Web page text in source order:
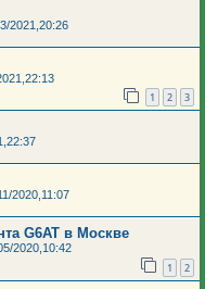
2021,20:26
1 2 3
2020,11:07
G6AT в Москве
2020,10:42
1 2